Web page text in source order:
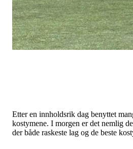
Etter en innholdsrik dag benyttet
kostymene. I morgen er det nemlig
der både raskeste lag og de beste